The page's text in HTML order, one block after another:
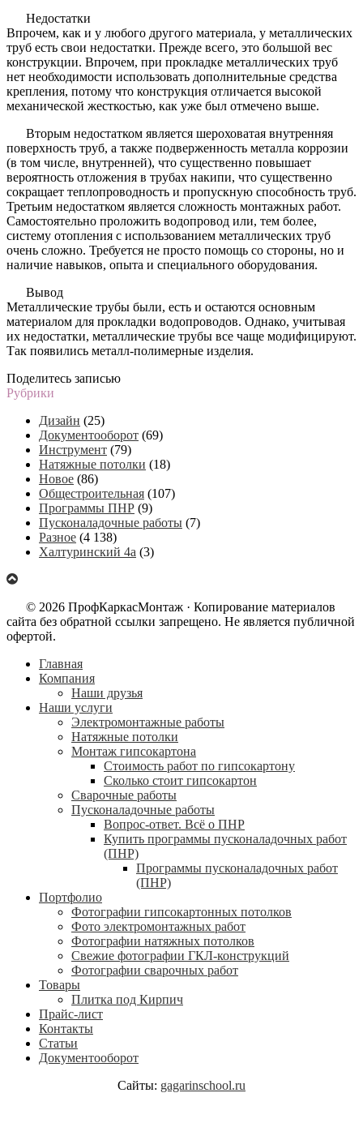
Недостатки
Впрочем, как и у любого другого материала, у металлических
труб есть свои недостатки. Прежде всего, это большой вес
конструкции. Впрочем, при прокладке металлических труб
нет необходимости использовать дополнительные средства
крепления, потому что конструкция отличается высокой
механической жесткостью, как уже был отмечено выше.
Вторым недостатком является шероховатая внутренняя
поверхность труб, а также подверженность металла коррозии
(в том числе, внутренней), что существенно повышает
вероятность отложения в трубах накипи, что существенно
сокращает теплопроводность и пропускную способность труб.
Третьим недостатком является сложность монтажных работ.
Самостоятельно проложить водопровод или, тем более,
систему отопления с использованием металлических труб
очень сложно. Требуется не просто помощь со стороны, но и
наличие навыков, опыта и специального оборудования.
Вывод
Металлические трубы были, есть и остаются основным
материалом для прокладки водопроводов. Однако, учитывая
их недостатки, металлические трубы все чаще модифицируют.
Так появились металл-полимерные изделия.
Поделитесь записью
Рубрики
Дизайн (25)
Документооборот (69)
Инструмент (79)
Натяжные потолки (18)
Новое (86)
Общестроительная (107)
Программы ПНР (9)
Пусконаладочные работы (7)
Разное (4 138)
Халтуринский 4а (3)
© 2026 ПрофКаркасМонтаж · Копирование материалов
сайта без обратной ссылки запрещено. Не является публичной
офертой.
Главная
Компания
Наши друзья
Наши услуги
Электромонтажные работы
Натяжные потолки
Монтаж гипсокартона
Стоимость работ по гипсокартону
Сколько стоит гипсокартон
Сварочные работы
Пусконаладочные работы
Вопрос-ответ. Всё о ПНР
Купить программы пусконаладочных работ
(ПНР)
Программы пусконаладочных работ
(ПНР)
Портфолио
Фотографии гипсокартонных потолков
Фото электромонтажных работ
Фотографии натяжных потолков
Свежие фотографии ГКЛ-конструкций
Фотографии сварочных работ
Товары
Плитка под Кирпич
Прайс-лист
Контакты
Статьи
Документооборот
Сайты: gagarinschool.ru